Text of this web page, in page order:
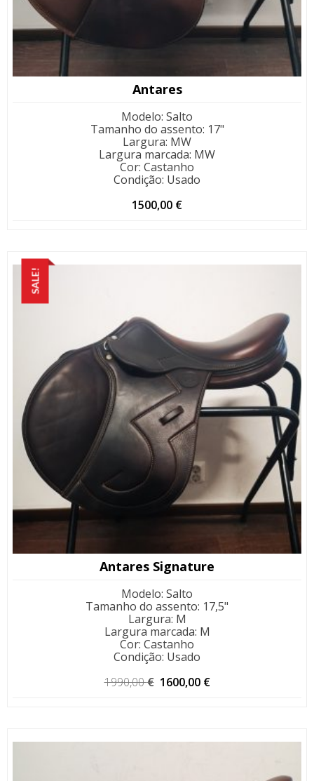
Antares
Modelo: Salto
Tamanho do assento: 17"
Largura: MW
Largura marcada: MW
Cor: Castanho
Condição: Usado
1500,00 €
SALE!
Antares Signature
Modelo: Salto
Tamanho do assento: 17,5"
Largura: M
Largura marcada: M
Cor: Castanho
Condição: Usado
1990,00€ O
1600,00 €